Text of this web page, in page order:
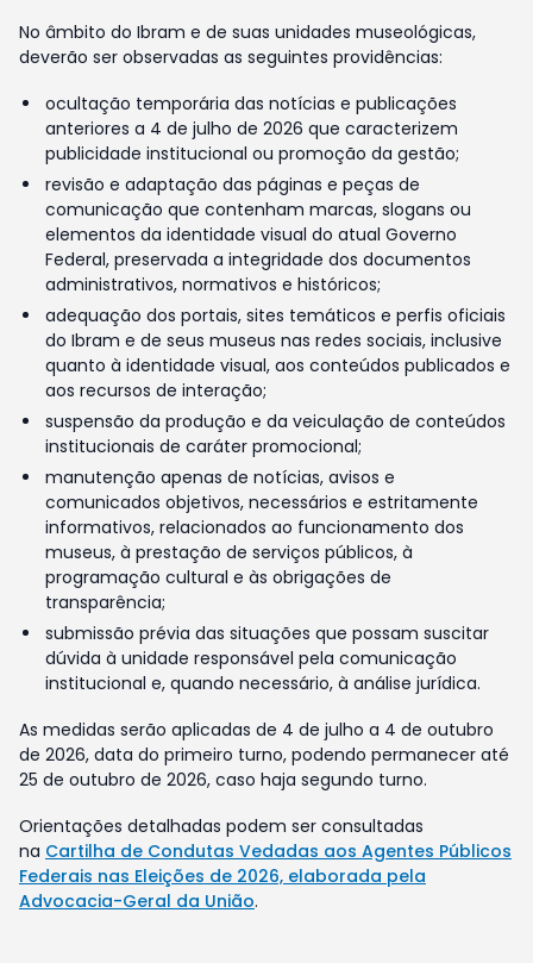
No âmbito do Ibram e de suas unidades museológicas,
deverão ser observadas as seguintes providências:
ocultação temporária das notícias e publicações
anteriores a 4 de julho de 2026 que caracterizem
publicidade institucional ou promoção da gestão;
revisão e adaptação das páginas e peças de
comunicação que contenham marcas, slogans ou
elementos da identidade visual do atual Governo
Federal, preservada a integridade dos documentos
administrativos, normativos e históricos;
adequação dos portais, sites temáticos e perfis oficiais
do Ibram e de seus museus nas redes sociais, inclusive
quanto à identidade visual, aos conteúdos publicados e
aos recursos de interação;
suspensão da produção e da veiculação de conteúdos
institucionais de caráter promocional;
manutenção apenas de notícias, avisos e
comunicados objetivos, necessários e estritamente
informativos, relacionados ao funcionamento dos
museus, à prestação de serviços públicos, à
programação cultural e às obrigações de
transparência;
submissão prévia das situações que possam suscitar
dúvida à unidade responsável pela comunicação
institucional e, quando necessário, à análise jurídica.
As medidas serão aplicadas de 4 de julho a 4 de outubro
de 2026, data do primeiro turno, podendo permanecer até
25 de outubro de 2026, caso haja segundo turno.
Orientações detalhadas podem ser consultadas
na Cartilha de Condutas Vedadas aos Agentes Públicos
Federais nas Eleições de 2026, elaborada pela
Advocacia-Geral da União.